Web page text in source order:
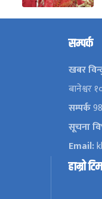
सम्पर्क
खबर
बानेश्वर
सम्पर्क
सूचना
Email:
हाम्रो टिम